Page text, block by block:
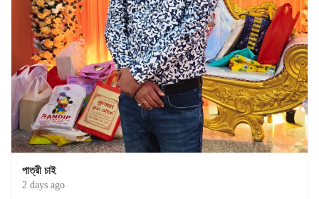
পাত্রী চাই
2 days ago